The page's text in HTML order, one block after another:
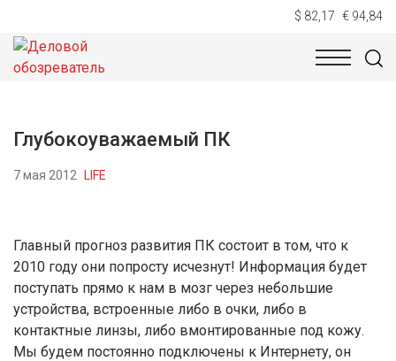
$ 82,17 € 94,84
НОВОСТИ
Глубокоуважаемый ПК
7 мая 2012 LIFE
Главный прогноз развития ПК состоит в том, что к
2010 году они попросту исчезнут! Информация будет
поступать прямо к нам в мозг через небольшие
устройства, встроенные либо в очки, либо в
контактные линзы, либо вмонтированные под кожу.
Мы будем постоянно подключены к Интернету, он